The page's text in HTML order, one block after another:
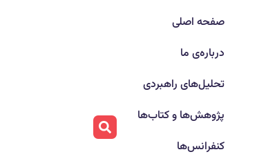
صفحه اصلی
درباره‌ی ما
تحلیل‌های راهبردی
پژوهش‌ها و کتاب‌ها
کنفرانس‌ها